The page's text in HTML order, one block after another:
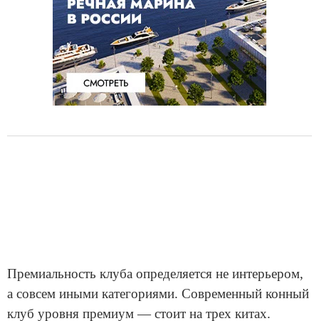
Премиальность клуба определяется не интерьером,
а совсем иными категориями. Современный конный
клуб уровня премиум — стоит на трех китах.